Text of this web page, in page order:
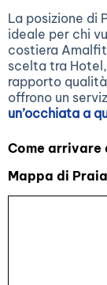
La posizione di
ideale per chi
costiera
scelta tra
rapporto
offrono un
un’occhiata a
Come arrivare
Mappa di